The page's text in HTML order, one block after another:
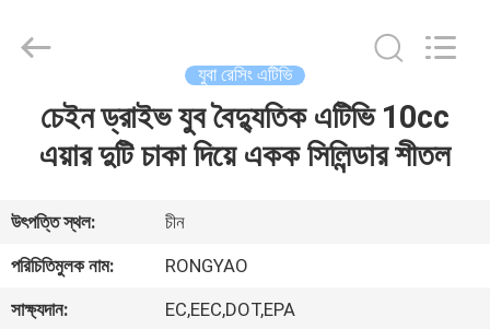
বাড়ি
আমাদের
সম্পর্কে
Vehicle
Co.,Ltd.
যুবা রেসিং এটিভি
চেইন ড্রাইভ যুব বৈদ্যুতিক এটিভি 10cc
এয়ার দুটি চাকা দিয়ে একক সিলিন্ডার শীতল
উৎপত্তি স্থল:
চীন
পরিচিতিমুলক নাম:
RONGYAO
সাক্ষ্যদান:
EC,EEC,DOT,EPA